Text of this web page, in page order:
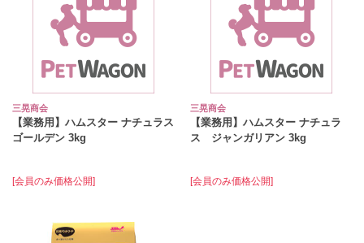
三晃商会
【業務用】ハムスター ナチュラス
ゴールデン 3kg
[会員のみ価格公開]
三晃商会
【業務用】ハムスター ナチュラ
ス ジャンガリアン 3kg
[会員のみ価格公開]